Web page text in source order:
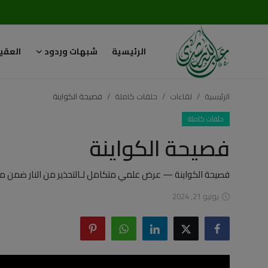
الرئيسية شبهات وردود
تسجيل
الدخول
شبهات وردود
العقيدة الإسلامية
رسائل مهمة
أحكام وفتاوى
الرئيسية لقاءات حلقات كاملة فصيحة الكواينة
حلقات كاملة
فصيحة الكواينة
فصيحة الكواينة — عرض علمي متكامل لـالتحذير من النار ضمن
يونيو 21, 2024